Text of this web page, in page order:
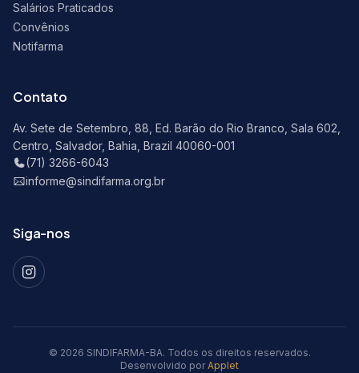
Salários Praticados
Convênios
Notifarma
Contato
Av. Sete de Setembro, 88, Ed. Barão do Rio Branco, Sala 602,
Centro, Salvador, Bahia, Brazil 40060-001
(71) 3266-6043
informe@sindifarma.org.br
Siga-nos
© 2026 SINDIFARMA-BA. Todos os direitos reservados.
Desenvolvido porApplet